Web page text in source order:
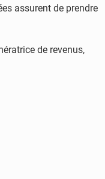
assurent de prendre
de revenus,